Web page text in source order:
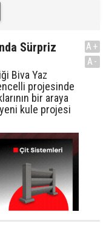
Sürpriz
Biva Yaz
projesinde
bir araya
kule projesi
A+
A-